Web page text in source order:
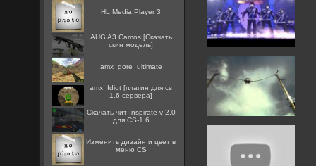
HL Media Player 3
AUG A3 Camos [Скачать
скин модель]
amx_gore_ultimate
amx_Idiot [плагин для cs
1.6 сервера]
Скачать чит Inspirate v 2.0
для CS-1.6
Изменить дизайн и цвет в
меню CS